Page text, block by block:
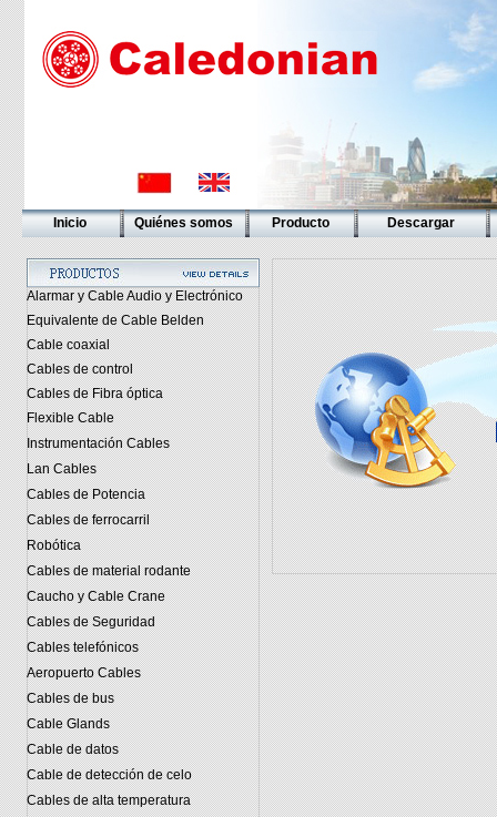
Inicio Quiénes somos Producto Descargar
Alarmar y Cable Audio y Electrónico
Equivalente de Cable Belden
Cable coaxial
Cables de control
Cables de Fibra óptica
Flexible Cable
Instrumentación Cables
Lan Cables
Cables de Potencia
Cables de ferrocarril
Robótica
Cables de material rodante
Caucho y Cable Crane
Cables de Seguridad
Cables telefónicos
Aeropuerto Cables
Cables de bus
Cable Glands
Cable de datos
Cable de detección de celo
Cables de alta temperatura